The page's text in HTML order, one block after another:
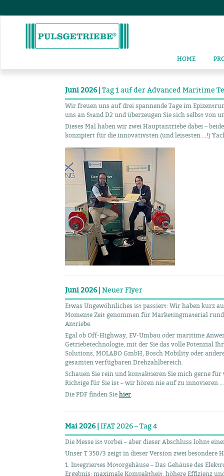
HOME
Juni 2026 | Tag 1 auf der Advanced Maritime
Wir freuen uns auf drei spannende Tage im
uns an Stand D2 und überzeugen Sie sich selbst von
Dieses Mal haben wir zwei Hauptantriebe dabei –
konzipiert für die innovativsten (und leisesten …!)
Juni 2026 | Neuer Flyer
Etwas Ungewöhnliches ist passiert: Wir haben kurz
Momente Zeit genommen für Marketingmaterial
Antriebe.
Egal ob Off-Highway, EV-Umbau oder maritime
Getriebetechnologie, mit der Sie das volle Potenzial
Solutions, MOLABO GmbH, Bosch Mobility oder
gesamten verfügbaren Drehzahlbereich.
Schauen Sie rein und kontaktieren Sie mich gerne
Richtige für Sie ist – wir hören nie auf zu innovieren
Die PDF finden Siehier.
Mai 2026 | IFAT 2026 – Tag 4
Die Messe ist vorbei – aber dieser Abschluss lohnt
Unser T 350/3 zeigt in dieser Version zwei besondere
1. Integriertes Motorgehäuse – Das Gehäuse des
Ergebnis: maximale Kompaktheit, höhere Effizienz